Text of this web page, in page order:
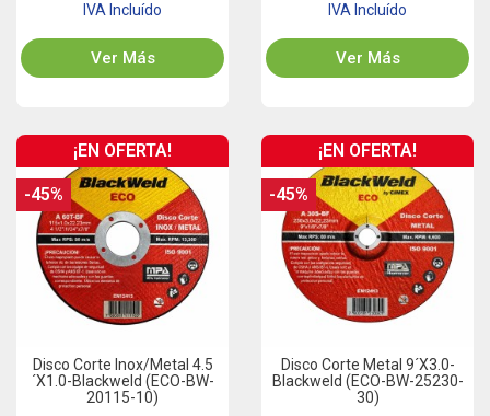
IVA Incluído
Ver Más
IVA Incluído
Ver Más
Disco Corte Inox/Metal 4.5
´x1.0-Blackweld (ECO-BW-
20115-10)
¡EN OFERTA!
-45%
Disco Corte Metal 9´x3.0-
Blackweld (ECO-BW-25230-
30)
¡EN OFERTA!
-45%